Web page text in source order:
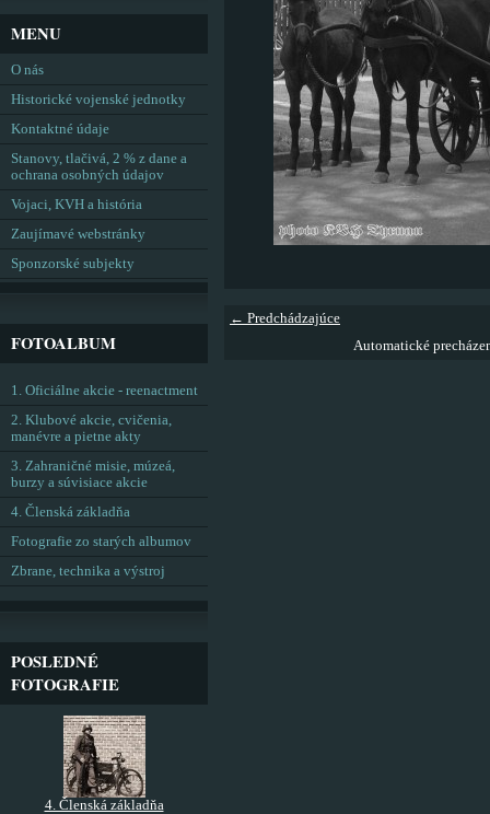
← Predchádzajúce
Automatické
MENU
O nás
Historické vojenské jednotky
Kontaktné údaje
Stanovy, tlačivá, 2 % z dane a
ochrana osobných údajov
Vojaci, KVH a história
Zaujímavé webstránky
Sponzorské subjekty
FOTOALBUM
1. Oficiálne akcie - reenactment
2. Klubové akcie, cvičenia,
manévre a pietne akty
3. Zahraničné misie, múzeá,
burzy a súvisiace akcie
4. Členská základňa
Fotografie zo starých albumov
Zbrane, technika a výstroj
POSLEDNÉ
FOTOGRAFIE
4. Členská základňa